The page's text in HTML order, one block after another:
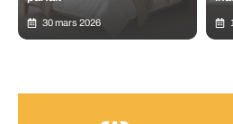
30 mars 2026